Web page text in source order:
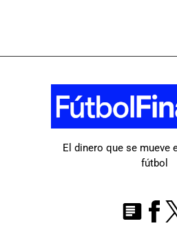
El dinero que se mueve
fútbol